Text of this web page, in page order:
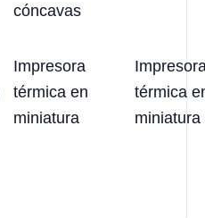
cóncavas
Impresora
térmica en
miniatura
térmica
miniatura